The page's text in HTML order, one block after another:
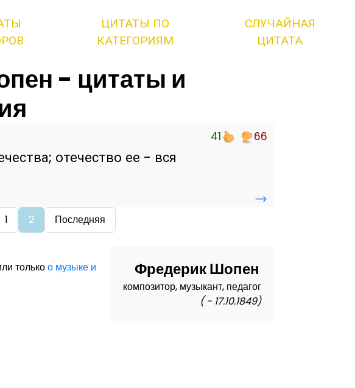
ЦИТАТЫ ПО
КАТЕГОРИЯМ
СЛУЧАЙНАЯ
ЦИТАТА
- цитаты и
41 66
отечество ее - вся
→
1 2 Последняя
Фредерик Шопен
композитор, музыкант, педагог
( - 17.10.1849)
толькоо музыке и